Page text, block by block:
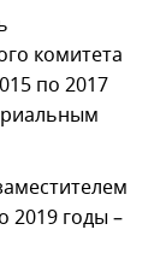
комитета
по 2017
2019 годы –